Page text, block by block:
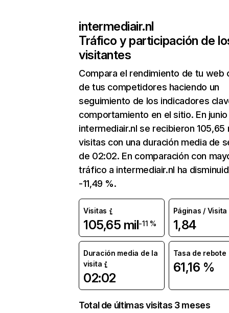
intermediair.nl
Tráfico y participación de
visitantes
Compara el rendimiento de tu web
de tus competidores haciendo un
seguimiento de los indicadores
comportamiento en el sitio. En junio
intermediair.nl se recibieron 105,65
visitas con una duración media de
de 02:02. En comparación con
tráfico a intermediair.nl ha
-11,49 %.
Visitas
105,65 mil-11 %
Páginas / Visita
1,84
Duración media de la
visita
02:02
Tasa de rebote
61,16 %
Total de últimas visitas 3 meses